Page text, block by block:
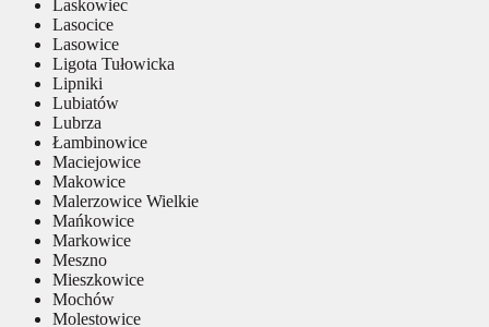
Laskowiec
Lasocice
Lasowice
Ligota Tułowicka
Lipniki
Lubiatów
Lubrza
Łambinowice
Maciejowice
Makowice
Malerzowice Wielkie
Mańkowice
Markowice
Meszno
Mieszkowice
Mochów
Molestowice